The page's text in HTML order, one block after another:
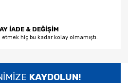
İADE & DEĞİŞİM
etmek hiç bu kadar kolay olmamıştı.
KAYDOLUN!